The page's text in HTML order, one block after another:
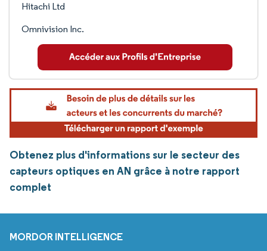
Hitachi Ltd
Omnivision Inc.
Obtenez plus d'informations sur le secteur des
capteurs optiques en AN grâce à notre rapport
complet
MORDOR INTELLIGENCE